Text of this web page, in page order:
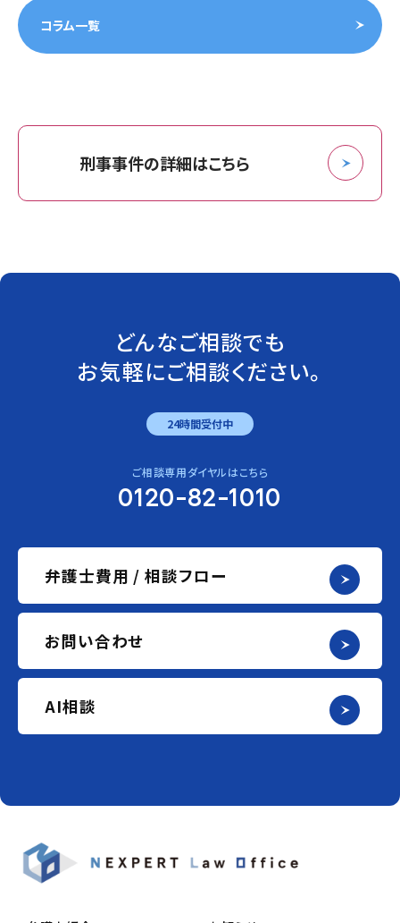
コラム一覧
刑事事件の詳細はこちら
どんなご相談でも
お気軽にご相談ください。
24時間受付中
ご相談専用ダイヤルはこちら
0120-82-1010
弁護士費用 / 相談フロー
お問い合わせ
AI相談